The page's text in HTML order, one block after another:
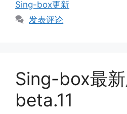
Sing-box更新
发表评论
Sing-box最新
beta.11